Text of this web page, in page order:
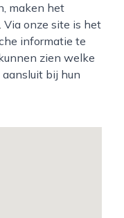
maken het
onze site is het
informatie te
zien welke
bij hun